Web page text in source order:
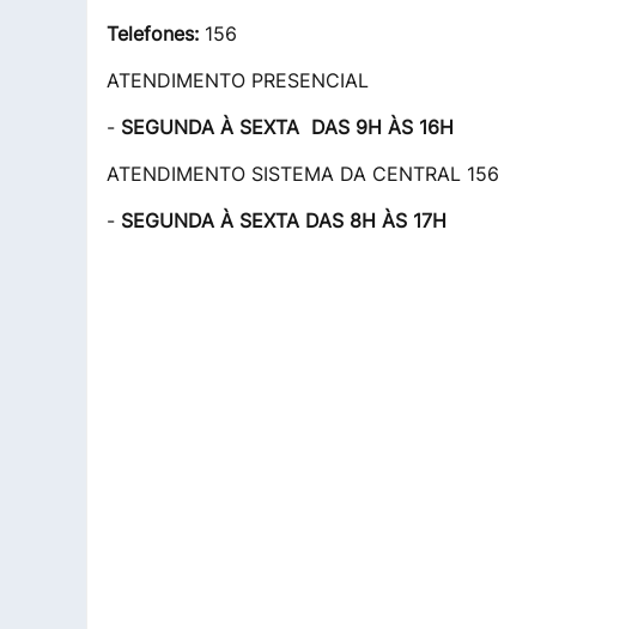
Telefones: 156
ATENDIMENTO PRESENCIAL
- SEGUNDA À SEXTA DAS 9H ÀS 16H
ATENDIMENTO SISTEMA DA CENTRAL 156
- SEGUNDA À SEXTA DAS 8H ÀS 17H